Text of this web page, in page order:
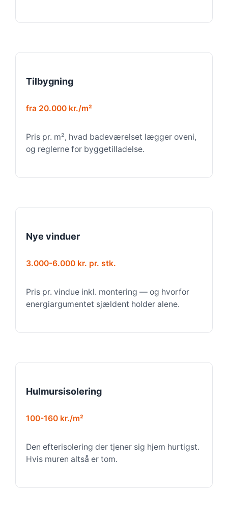
Tilbygning
fra 20.000 kr./m²
Pris pr. m², hvad badeværelset lægger oveni,
og reglerne for byggetilladelse.
Nye vinduer
3.000-6.000 kr. pr. stk.
Pris pr. vindue inkl. montering — og hvorfor
energiargumentet sjældent holder alene.
Hulmursisolering
100-160 kr./m²
Den efterisolering der tjener sig hjem hurtigst.
Hvis muren altså er tom.